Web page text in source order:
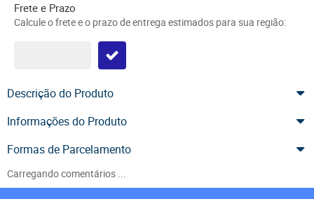
Frete e Prazo
Calcule o frete e o prazo de entrega estimados para sua região:
Descrição do Produto
Informações do Produto
Formas de Parcelamento
Carregando comentários ...